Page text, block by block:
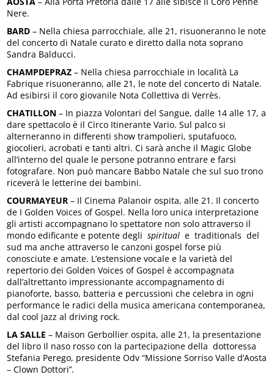
Nere.
BARD – Nella chiesa parrocchiale, alle 21, risuoneranno le note
del concerto di Natale curato e diretto dalla nota soprano
Sandra Balducci.
CHAMPDEPRAZ – Nella chiesa parrocchiale in località La
Fabrique risuoneranno, alle 21, le note del concerto di Natale.
Ad esibirsi il coro giovanile Nota Collettiva di Verrès.
CHATILLON – In piazza Volontari del Sangue, dalle 14 alle 17, a
dare spettacolo è il Circo Itinerante Vario. Sul palco si
alterneranno in differenti show trampolieri, sputafuoco,
giocolieri, acrobati e tanti altri. Ci sarà anche il Magic Globe
all’interno del quale le persone potranno entrare e farsi
fotografare. Non può mancare Babbo Natale che sul suo trono
riceverà le letterine dei bambini.
COURMAYEUR – Il Cinema Palanoir ospita, alle 21. Il concerto
de I Golden Voices of Gospel. Nella loro unica interpretazione
gli artisti accompagnano lo spettatore non solo attraverso il
mondo edificante e potente deglispiritual e traditionals del
sud ma anche attraverso le canzoni gospel forse più
conosciute e amate. L’estensione vocale e la varietà del
repertorio dei Golden Voices of Gospel è accompagnata
dall’altrettanto impressionante accompagnamento di
pianoforte, basso, batteria e percussioni che celebra in ogni
performance le radici della musica americana contemporanea,
dal cool jazz al driving rock.
LA SALLE – Maison Gerbollier ospita, alle 21, la presentazione
del libro Il naso rosso con la partecipazione della dottoressa
Stefania Perego, presidente Odv “Missione Sorriso Valle d’Aosta
– Clown Dottori’’.